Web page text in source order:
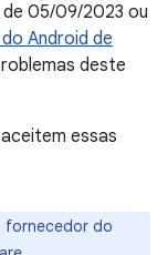
de 05/09/2023 ou
Android de
deste
essas
fornecedor do